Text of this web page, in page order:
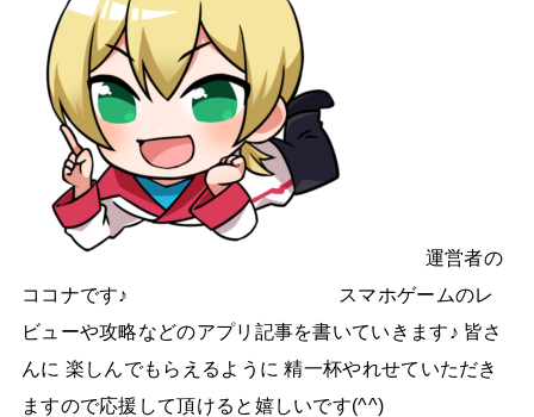
運営者の
ココナです♪ スマホゲームのレ
ビューや攻略などのアプリ記事を書いていきます♪ 皆さ
んに 楽しんでもらえるように 精一杯やれせていただき
ますので応援して頂けると嬉しいです(^^)